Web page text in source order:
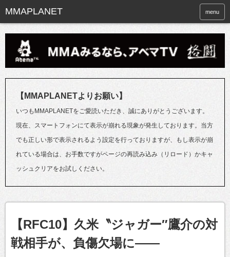
menu
【MMAPLANETよりお願い】
いつもMMAPLANETをご愛読いただき、誠にありがとうございます。
現在、スマートフォンにて表示が崩れる現象が発生しております。当方
でも正しい形で表示されるよう設定を行っておりますが、もし表示が崩
れている場合は、お手数ですがページの再読み込み（リロード）かキャ
ッシュクリアをお試しください。
【RFC10】久米〝ジャガー″鷹介の対
戦相手が、負傷欠場に――